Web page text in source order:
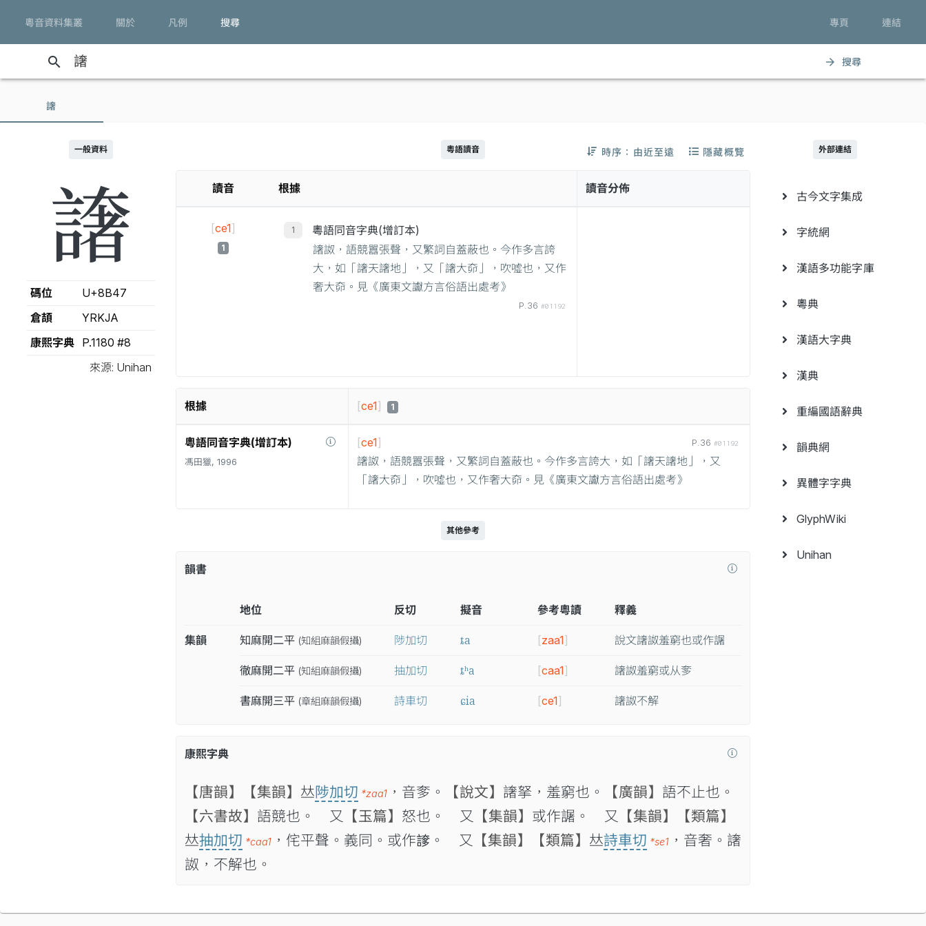
粵音資料集叢 關於 凡例 搜尋 專頁 連結
search arrow_forward 搜尋
譇
一般資料
譇
碼位
U+8B47
倉頡
YRKJA
康熙字典
P.1180 #8
來源: Unihan
粵語讀音 時序：由近至遠 隱藏概覽
讀音 根據
[ce1]
1
粵語同音字典(增訂本)
譇詉，語競囂張聲，又繁詞自蓋蔽也。今作多言誇
大，如「譇天譇地」，又「譇大奅」，吹噓也，又作
奢大奅。見《廣東文讞方言俗語出處考》
P.36 #01192
讀音分佈
根據 [ce1] 1
粵語同音字典(增訂本)
馮田獵, 1996
P.36 #01192
[ce1]
譇詉，語競囂張聲，又繁詞自蓋蔽也。今作多言誇大，如「譇天譇地」，又
「譇大奅」，吹噓也，又作奢大奅。見《廣東文讞方言俗語出處考》
其他參考
韻書
地位 反切 擬音 參考粵讀 釋義
集韻 知麻開二平 (知組麻韻假攝) 陟加切 ȶa [zaa1] 說文譇詉羞窮也或作𧬅
徹麻開二平 (知組麻韻假攝) 抽加切 ȶʰa [caa1] 譇詉羞窮或从奓
書麻開三平 (章組麻韻假攝) 詩車切 ɕia [ce1] 譇詉不解
康熙字典
【唐韻】 【集韻】 𠀤陟加切 *zaa1 ，音奓。 【說文】 譇拏，羞窮也。 【廣韻】 語不止也。
【六書故】 語競也。 又 【玉篇】 怒也。 又 【集韻】 或作𧬅。 又 【集韻】
【類篇】
𠀤抽加切 *caa1 ，侘平聲。義同。或作𧩫。 又 【集韻】 【類篇】 𠀤詩車切 *se1 ，音奢。譇
詉，不解也。
外部連結
古今文字集成
字統網
漢語多功能字庫
粵典
漢語大字典
漢典
重編國語辭典
韻典網
異體字字典
GlyphWiki
Unihan